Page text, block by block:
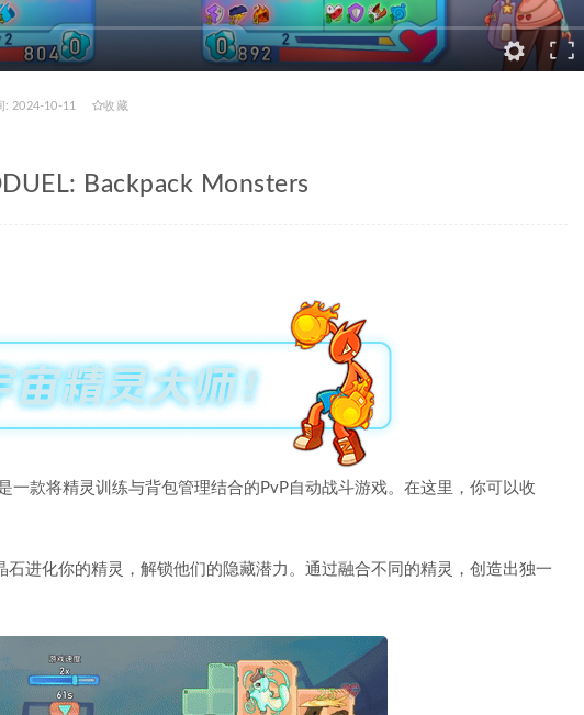
: 2024-10-11 收藏
Backpack Monsters
一款将精灵训练与背包管理结合的PvP自动战斗游戏。在这里，你可以收
石进化你的精灵，解锁他们的隐藏潜力。通过融合不同的精灵，创造出独一